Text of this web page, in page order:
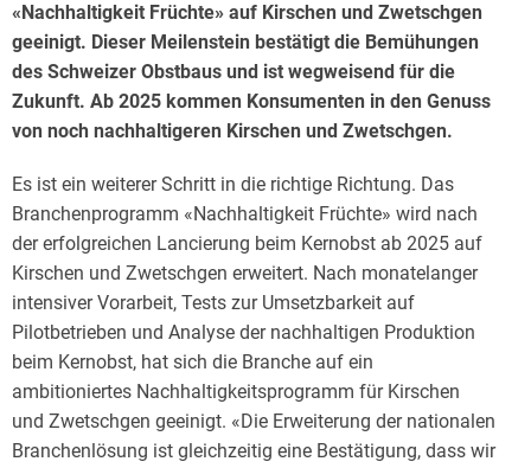
«Nachhaltigkeit Früchte» auf Kirschen und Zwetschgen
geeinigt. Dieser Meilenstein bestätigt die Bemühungen
des Schweizer Obstbaus und ist wegweisend für die
Zukunft. Ab 2025 kommen Konsumenten in den Genuss
von noch nachhaltigeren Kirschen und Zwetschgen.
Es ist ein weiterer Schritt in die richtige Richtung. Das
Branchenprogramm «Nachhaltigkeit Früchte» wird nach
der erfolgreichen Lancierung beim Kernobst ab 2025 auf
Kirschen und Zwetschgen erweitert. Nach monatelanger
intensiver Vorarbeit, Tests zur Umsetzbarkeit auf
Pilotbetrieben und Analyse der nachhaltigen Produktion
beim Kernobst, hat sich die Branche auf ein
ambitioniertes Nachhaltigkeitsprogramm für Kirschen
und Zwetschgen geeinigt. «Die Erweiterung der nationalen
Branchenlösung ist gleichzeitig eine Bestätigung, dass wir